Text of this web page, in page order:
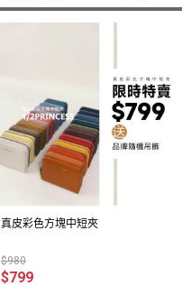
真皮彩色方塊中短夾
$980
$799